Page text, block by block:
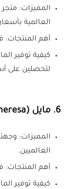
المميزات:
العالمية
أهم المنتجات:
كيفية توفير
لتحصلين على
6. مايل (Mytheresa)
المميزات:
العالميين.
أهم المنتجات:
كيفية توفير